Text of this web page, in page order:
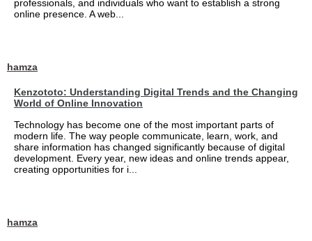
professionals, and individuals who want to establish a strong
online presence. A web...
hamza
Kenzototo: Understanding Digital Trends and the Changing
World of Online Innovation
Technology has become one of the most important parts of
modern life. The way people communicate, learn, work, and
share information has changed significantly because of digital
development. Every year, new ideas and online trends appear,
creating opportunities for i...
hamza